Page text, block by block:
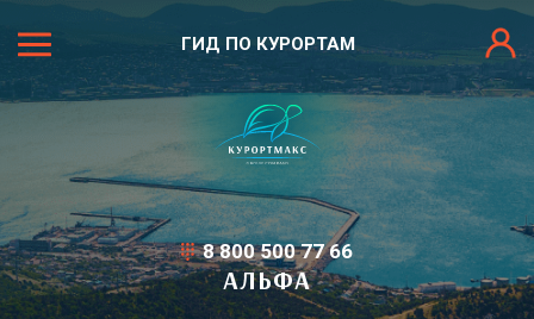
ГИД ПО КУРОРТАМ
8 800 500 77 66
АЛЬФА